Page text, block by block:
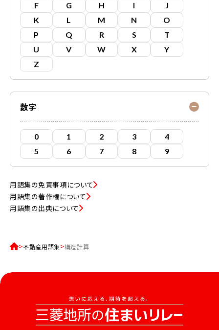
F
G H I
J
K
L M N
O
P
Q R S
T
U
V W X
Y
Z
数字
0 1 2 3
4
5
6 7 8 9
用語集の免責事項について
用語集の著作権について
用語集の出典について
不動産用語集 構造計算